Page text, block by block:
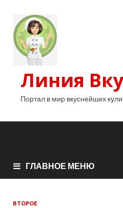
Линия
Портал в мир вкуснейших
ГЛАВНОЕ МЕНЮ
ВТОРОЕ